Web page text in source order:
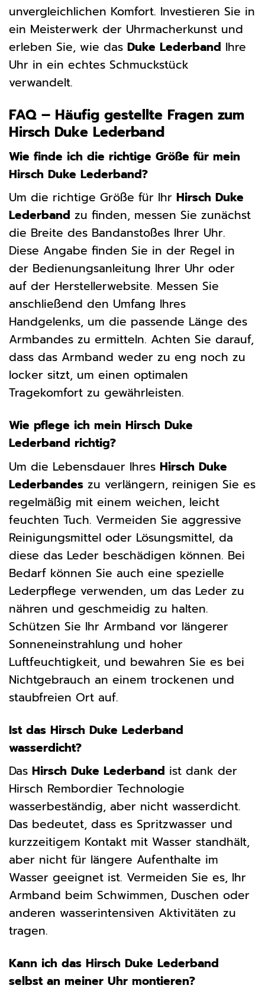
unvergleichlichen Komfort. Investieren Sie in
ein Meisterwerk der Uhrmacherkunst und
erleben Sie, wie das Duke Lederband Ihre
Uhr in ein echtes Schmuckstück
verwandelt.
FAQ – Häufig gestellte Fragen zum
Hirsch Duke Lederband
Wie finde ich die richtige Größe für mein
Hirsch Duke Lederband?
Um die richtige Größe für Ihr Hirsch Duke
Lederband zu finden, messen Sie zunächst
die Breite des Bandanstoßes Ihrer Uhr.
Diese Angabe finden Sie in der Regel in
der Bedienungsanleitung Ihrer Uhr oder
auf der Herstellerwebsite. Messen Sie
anschließend den Umfang Ihres
Handgelenks, um die passende Länge des
Armbandes zu ermitteln. Achten Sie darauf,
dass das Armband weder zu eng noch zu
locker sitzt, um einen optimalen
Tragekomfort zu gewährleisten.
Wie pflege ich mein Hirsch Duke
Lederband richtig?
Um die Lebensdauer Ihres Hirsch Duke
Lederbandes zu verlängern, reinigen Sie es
regelmäßig mit einem weichen, leicht
feuchten Tuch. Vermeiden Sie aggressive
Reinigungsmittel oder Lösungsmittel, da
diese das Leder beschädigen können. Bei
Bedarf können Sie auch eine spezielle
Lederpflege verwenden, um das Leder zu
nähren und geschmeidig zu halten.
Schützen Sie Ihr Armband vor längerer
Sonneneinstrahlung und hoher
Luftfeuchtigkeit, und bewahren Sie es bei
Nichtgebrauch an einem trockenen und
staubfreien Ort auf.
Ist das Hirsch Duke Lederband
wasserdicht?
Das Hirsch Duke Lederband ist dank der
Hirsch Rembordier Technologie
wasserbeständig, aber nicht wasserdicht.
Das bedeutet, dass es Spritzwasser und
kurzzeitigem Kontakt mit Wasser standhält,
aber nicht für längere Aufenthalte im
Wasser geeignet ist. Vermeiden Sie es, Ihr
Armband beim Schwimmen, Duschen oder
anderen wasserintensiven Aktivitäten zu
tragen.
Kann ich das Hirsch Duke Lederband
selbst an meiner Uhr montieren?